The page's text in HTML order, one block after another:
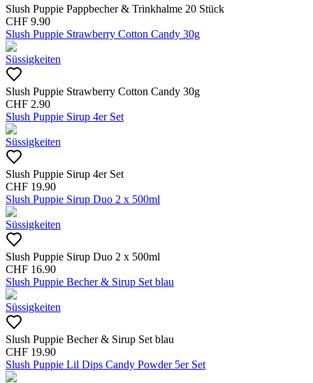
Slush Puppie Pappbecher & Trinkhalme 20 Stück
CHF 9.90
Slush Puppie Strawberry Cotton Candy 30g
Süssigkeiten
Slush Puppie Strawberry Cotton Candy 30g
CHF 2.90
Slush Puppie Sirup 4er Set
Süssigkeiten
Slush Puppie Sirup 4er Set
CHF 19.90
Slush Puppie Sirup Duo 2 x 500ml
Süssigkeiten
Slush Puppie Sirup Duo 2 x 500ml
CHF 16.90
Slush Puppie Becher & Sirup Set blau
Süssigkeiten
Slush Puppie Becher & Sirup Set blau
CHF 19.90
Slush Puppie Lil Dips Candy Powder 5er Set